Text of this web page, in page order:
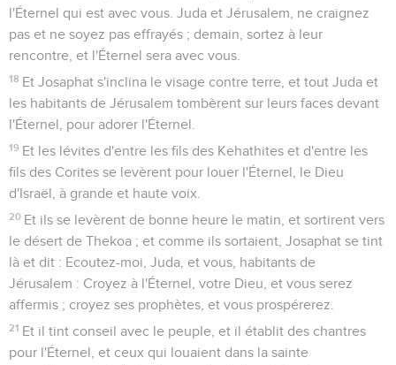
l'Éternel qui est avec vous. Juda et Jérusalem, ne craignez
pas et ne soyez pas effrayés ; demain, sortez à leur
rencontre, et l'Éternel sera avec vous.
18 Et Josaphat s'inclina le visage contre terre, et tout Juda et
les habitants de Jérusalem tombèrent sur leurs faces devant
l'Éternel, pour adorer l'Éternel.
19 Et les lévites d'entre les fils des Kehathites et d'entre les
fils des Corites se levèrent pour louer l'Éternel, le Dieu
d'Israël, à grande et haute voix.
20 Et ils se levèrent de bonne heure le matin, et sortirent vers
le désert de Thekoa ; et comme ils sortaient, Josaphat se tint
là et dit : Ecoutez-moi, Juda, et vous, habitants de
Jérusalem : Croyez à l'Éternel, votre Dieu, et vous serez
affermis ; croyez ses prophètes, et vous prospérerez.
21 Et il tint conseil avec le peuple, et il établit des chantres
pour l'Éternel, et ceux qui louaient dans la sainte